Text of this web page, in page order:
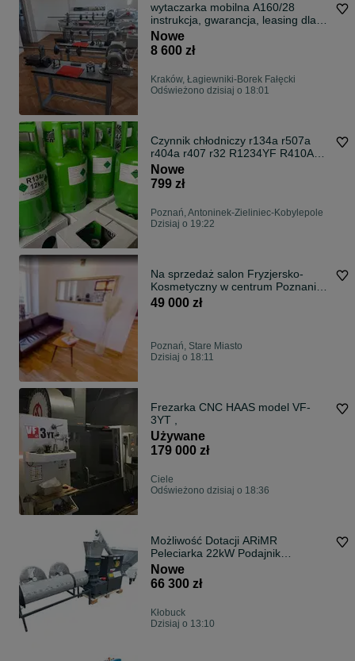
wytaczarka mobilna A160/28
instrukcja, gwarancja, leasing dla
firm
Nowe
8 600 zł
Kraków, Łagiewniki-Borek Fałęcki
Odświeżono dzisiaj o 18:01
Czynnik chłodniczy r134a r507a
r404a r407 r32 R1234YF R410A
R22
Nowe
799 zł
Poznań, Antoninek-Zieliniec-Kobylepole
Dzisiaj o 19:22
Na sprzedaż salon Fryzjersko-
Kosmetyczny w centrum Poznania -
gotowy biznes
49 000 zł
Poznań, Stare Miasto
Dzisiaj o 18:11
Frezarka CNC HAAS model VF-
3YT ,
Używane
179 000 zł
Ciele
Odświeżono dzisiaj o 18:36
Możliwość Dotacji ARiMR
Peleciarka 22kW Podajnik
Kalibrator
Nowe
66 300 zł
Kłobuck
Dzisiaj o 13:10